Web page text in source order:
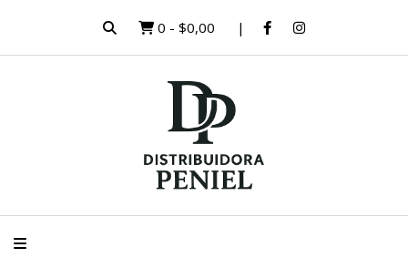
0 - $0,00